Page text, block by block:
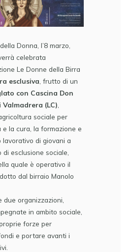
Donna, l’8 marzo,
celebrata
Le Donne della Birra
esclusiva , frutto di un
con Cascina Don
(LC)
sociale per
e la cura, la formazione e
lavorativo di giovani a
di esclusione sociale,
quale è operativo il
dal birraio Manolo
due organizzazioni,
in ambito sociale,
forze per
e portare avanti i